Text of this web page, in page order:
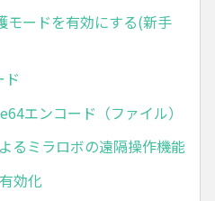
モードを有効にする(新手
ド
エンコード（ファイル）
るミラロボの遠隔操作機能
効化